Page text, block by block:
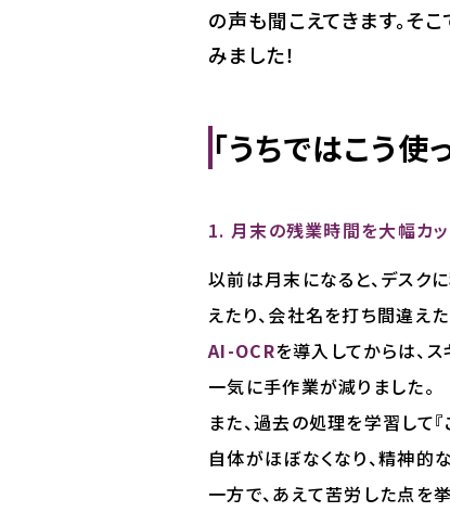
の声も聞こえてきます。そ
みました！
「うちではこう
1. 月末の残業時間を大幅カ
以前は月末になると、デスク
えたり、会社名を打ち間違え
AI-OCRを導入してからは、
一気に手作業が減りました。
また、過去の処理を学習して
自体がほぼなくなり、精神的
一方で、あえて苦労した点を